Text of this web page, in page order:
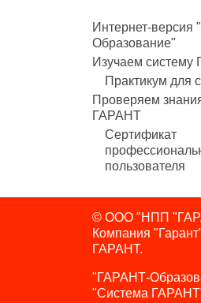
Интернет-
Образование"
Изучаем
Практикум для
Проверяем
ГАРАНТ
Сертификат
пользователя
© ООО "НПП
Компания
ГАРАНТ.
"ГАРАНТ-
"Система